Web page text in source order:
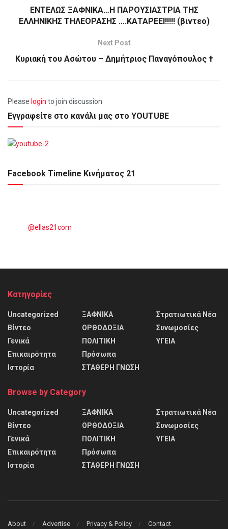
ΕΝΤΕΛΩΣ ΞΑΦΝΙΚΑ…Η ΠΑΡΟΥΣΙΑΣΤΡΙΑ ΤΗΣ
ΕΛΛΗΝΙΚΗΣ ΤΗΛΕΟΡΑΣΗΣ ….ΚΑΤΑΡΕΕΙ!!!!! (βιντεο)
Next Post
Κυριακή του Ασώτου – Δημήτριος Παναγόπουλος †
Please login to join discussion
Εγγραφείτε στο κανάλι μας στο YOUTUBE
Facebook Timeline Κινήματος 21
@ellas21com
Kατηγορίες
Uncategorized
Βίντεο
Γενικά
Επικαιρότητα
Ιστορία
ΞΑΦΝΙΚΑ
ΟΡΘΟΔΟΞΙΑ
ΠΟΛΙΤΙΚΗ
Πρόσωπα
ΣΤΑΘΕΡΗ ΓΝΩΣΗ
Στρατιωτικά Νέα
Συνωμοσίες
ΥΓΕΙΑ
Browse by Category
Uncategorized
Βίντεο
Γενικά
Επικαιρότητα
Ιστορία
ΞΑΦΝΙΚΑ
ΟΡΘΟΔΟΞΙΑ
ΠΟΛΙΤΙΚΗ
Πρόσωπα
ΣΤΑΘΕΡΗ ΓΝΩΣΗ
Στρατιωτικά Νέα
Συνωμοσίες
ΥΓΕΙΑ
About Advertise Privacy & Policy Contact